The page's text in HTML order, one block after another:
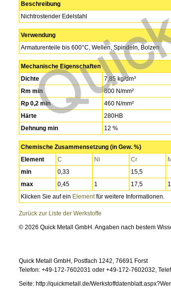
Beschreibung
Nichtrostender Edelstahl
Verwendung
Armaturenteile bis 600°C, Wellen, Spindeln, Bolzen
Mechanische Eigenschaften
Dichte
7,85 kg/dm³
Rm min
800 N/mm²
Rp 0,2 min
460 N/mm²
Härte
280HB
Dehnung min
12 %
Chemische Zusammensetzung (in Gew. %)
Element
C Ni Cr
min
0,33 15,5
max
0,45 1 17,5
Klicken Sie auf ein Elementfür weitere Informationen.
Zurück zur Liste der Werkstoffe
© 2026 Quick Metall GmbH. Angaben nach bestem
Quick Metall GmbH, Postfach 1242, 76691 Forst
Telefon: +49-172-7602031 oder +49-172-7602032,
Seite: http://quickmetall.de/